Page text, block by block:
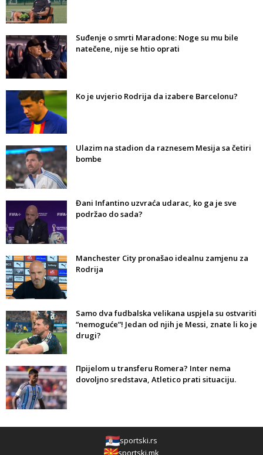
Suđenje o smrti Maradone: Noge su mu bile
natečene, nije se htio oprati
Ko je uvjerio Rodrija da izabere Barcelonu?
Ulazim na stadion da raznesem Mesija sa četiri
bombe
Đani Infantino uzvraća udarac, ko ga je sve
podržao do sada?
Manchester City pronašao idealnu zamjenu za
Rodrija
Samo dva fudbalska velikana uspjela su ostvariti
“nemoguće”! Jedan od njih je Messi, znate li ko je
drugi?
Прijelom u transferu Romera? Inter nema
dovoljno sredstava, Atletico prati situaciju.
sportski.rs
sportski.mk